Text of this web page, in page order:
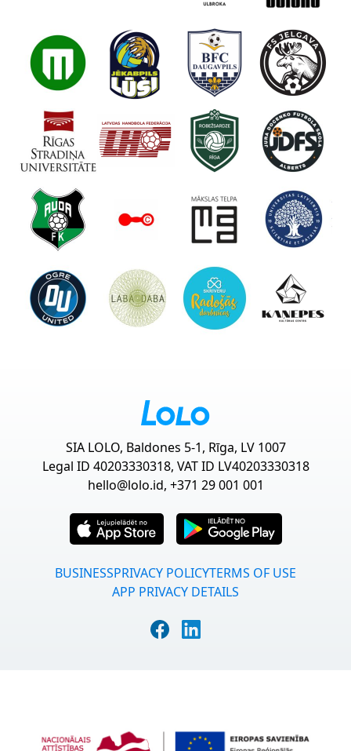
SIA LOLO, Baldones 5-1, Rīga, LV 1007
Legal ID 40203330318, VAT ID LV40203330318
hello@lolo.id, +371 29 001 001
BUSINESSPRIVACY POLICYTERMS OF USE
APP PRIVACY DETAILS